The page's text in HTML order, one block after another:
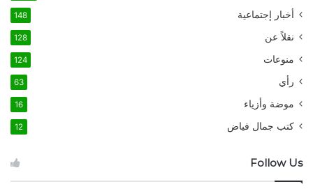
أخبار إجتماعية 148
نقلاً عن 128
منوعات 124
رأي 63
موضة وأزياء 16
كتب جمال فياض 12
Follow Us